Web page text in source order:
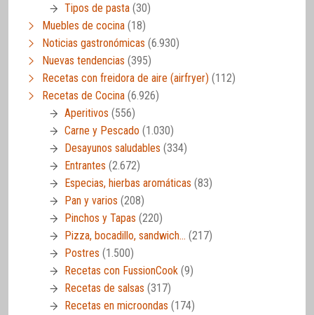
Tipos de pasta (30)
Muebles de cocina (18)
Noticias gastronómicas (6.930)
Nuevas tendencias (395)
Recetas con freidora de aire (airfryer) (112)
Recetas de Cocina (6.926)
Aperitivos (556)
Carne y Pescado (1.030)
Desayunos saludables (334)
Entrantes (2.672)
Especias, hierbas aromáticas (83)
Pan y varios (208)
Pinchos y Tapas (220)
Pizza, bocadillo, sandwich… (217)
Postres (1.500)
Recetas con FussionCook (9)
Recetas de salsas (317)
Recetas en microondas (174)